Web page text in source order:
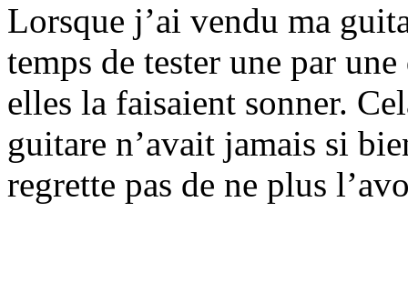
Lorsque j’ai vendu ma
temps de tester une par
elles la faisaient sonner.
guitare n’avait jamais si
regrette pas de ne plus